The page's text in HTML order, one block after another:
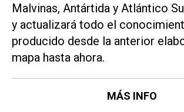
Malvinas, Antártida y Atlántico
y actualizará todo el
producido desde la anterior
mapa hasta ahora.
MÁS INFO